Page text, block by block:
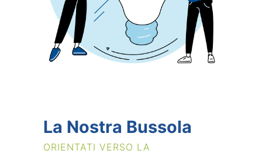
La Nostra Bussola
ORIENTATI VERSO LA